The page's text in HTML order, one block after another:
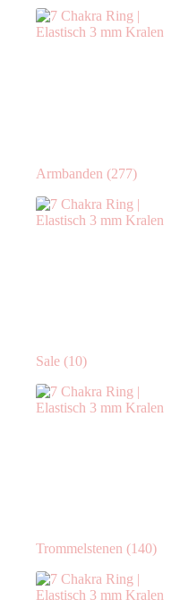
Armbanden (277)
Sale (10)
Trommelstenen (140)